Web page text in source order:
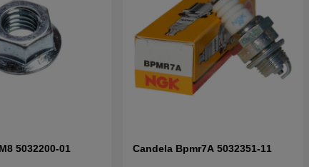
5032200-01 Candela Bpmr7A 5032351-11